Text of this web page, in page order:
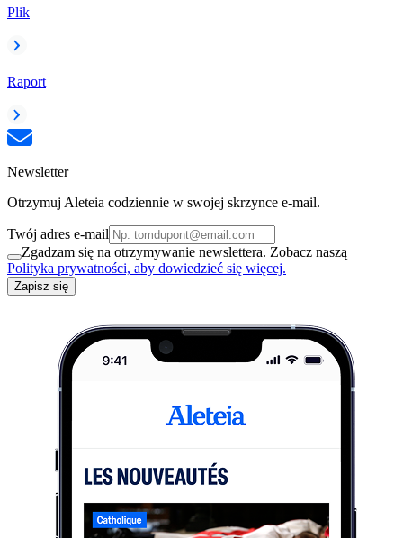
Plik
Raport
Newsletter
Otrzymuj Aleteia codziennie w swojej skrzynce e-mail.
Twój adres e-mail
Zgadzam się na otrzymywanie newslettera. Zobacz naszą
Polityka prywatności, aby dowiedzieć się więcej.
Zapisz się